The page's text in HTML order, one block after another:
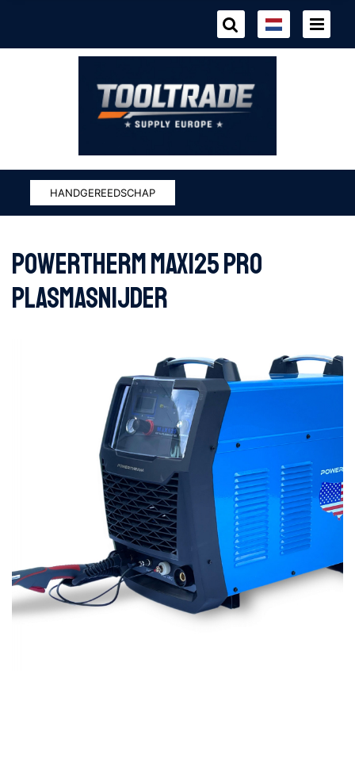
HANDGEREEDSCHAP
POWERTHERM MAX125 PRO
PLASMASNIJDER